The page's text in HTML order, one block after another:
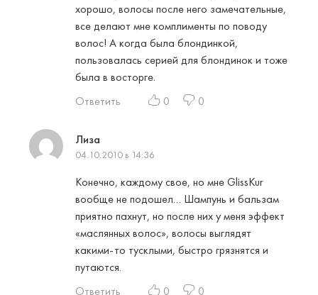
хорошо, волосы после него замечательные,
все делают мне комплименты по поводу
волос! А когда была блондинкой,
пользовалась серией для блондинок и тоже
была в восторге.
Ответить
0 0
Лиза
04.10.2010 в 14:36
Конечно, каждому свое, но мне GlissKur
вообще не подошел… Шампунь и бальзам
приятно пахнут, но после них у меня эффект
«маслянных волос», волосы выглядят
какими-то тусклыми, быстро грязнятся и
путаются.
Ответить
0 0